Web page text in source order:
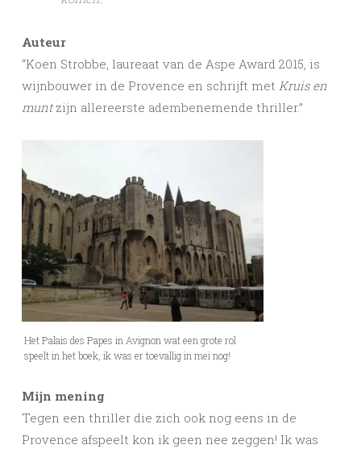
Auteur
“Koen Strobbe, laureaat van de Aspe Award 2015, is
wijnbouwer in de Provence en schrijft met Kruis en
muntzijn allereerste adembenemende thriller.”
Het Palais des Papes in Avignon wat een grote rol
speelt in het boek, ik was er toevallig in mei nog!
Mijn mening
Tegen een thriller die zich ook nog eens in de
Provence afspeelt kon ik geen nee zeggen! Ik was